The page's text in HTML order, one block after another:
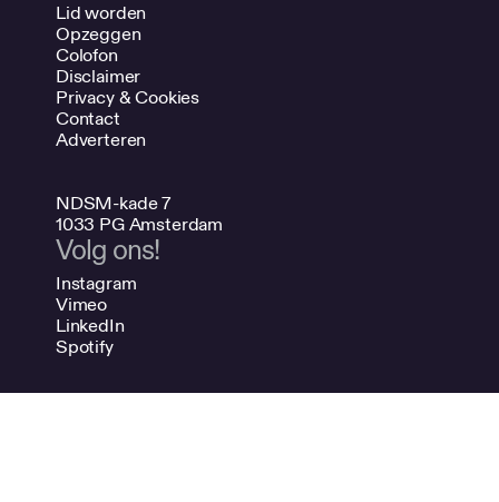
Lid worden
Opzeggen
Colofon
Disclaimer
Privacy & Cookies
Contact
Adverteren
NDSM-kade 7
1033 PG Amsterdam
Volg ons!
Instagram
Vimeo
LinkedIn
Spotify